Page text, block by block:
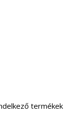
termékek